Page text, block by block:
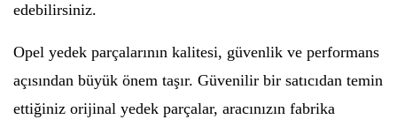
edebilirsiniz.
Opel yedek parçalarının kalitesi, güvenlik ve performans
açısından büyük önem taşır. Güvenilir bir satıcıdan temin
ettiğiniz orijinal yedek parçalar, aracınızın fabrika